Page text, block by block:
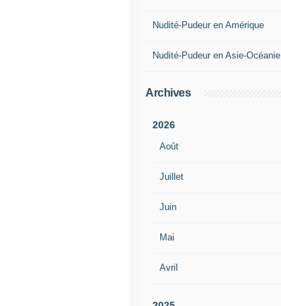
Nudité-Pudeur en Amérique
Nudité-Pudeur en Asie-Océanie
Archives
2026
Août
Juillet
Juin
Mai
Avril